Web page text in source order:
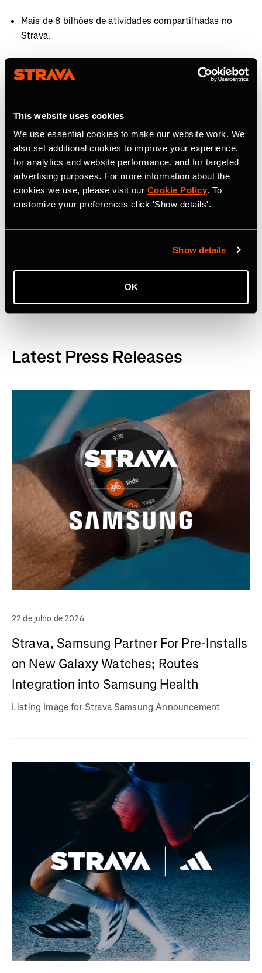
This website uses cookies
We use essential cookies to make our website work. We
also set additional cookies to improve your experience,
for analytics and website performance, and for targeted
advertising purposes. For more information about the
cookies we use, please visit our Cookie Policy. To
customize your preferences click 'Show details'.
Show details
OK
Mais de 8 bilhões de atividades compartilhadas no
Strava.
Membros da comunidade em mais de 190 países.
40 milhões de atividades publicadas por semana.
Mais de 30 milhões de segmentos.
Mais de 3.000 atletas profissionais no Strava.
Mais de 10 bilhões de kudos trocados entre atletas no
ano passado.
Mais de 10 milhões de fotos e vídeos compartilhados
Mais de 3.200 organizações parceiras melhoram suas
Latest Press Releases
22 de julho de 2026
Strava, Samsung Partner For Pre-Installs
on New Galaxy Watches; Routes
Integration into Samsung Health
Listing Image for Strava Samsung Announcement